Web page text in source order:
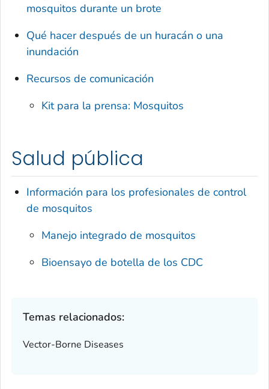
mosquitos durante un brote
Qué hacer después de un huracán o una
inundación
Recursos de comunicación
Kit para la prensa: Mosquitos
Salud pública
Información para los profesionales de control
de mosquitos
Manejo integrado de mosquitos
Bioensayo de botella de los CDC
Temas relacionados:
Vector-Borne Diseases